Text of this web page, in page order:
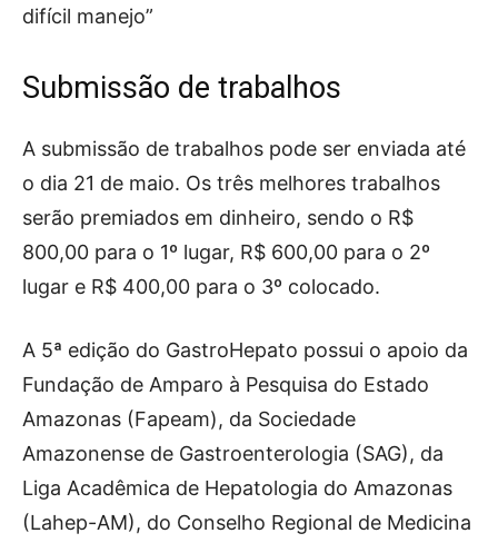
difícil manejo”
Submissão de trabalhos
A submissão de trabalhos pode ser enviada até
o dia 21 de maio. Os três melhores trabalhos
serão premiados em dinheiro, sendo o R$
800,00 para o 1º lugar, R$ 600,00 para o 2º
lugar e R$ 400,00 para o 3º colocado.
A 5ª edição do GastroHepato possui o apoio da
Fundação de Amparo à Pesquisa do Estado
Amazonas (Fapeam), da Sociedade
Amazonense de Gastroenterologia (SAG), da
Liga Acadêmica de Hepatologia do Amazonas
(Lahep-AM), do Conselho Regional de Medicina